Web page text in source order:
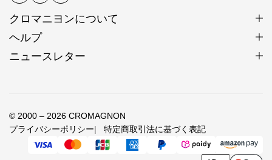
カレンシルバーはタイ北部の山岳地にあるカレン族の
村にて受け継がれてきた伝統的手法により作られてい
ます。
と心意気を感じられます。
カレンシルバー製作風景
クロマニヨンについて
ヘルプ
ニュースレター
© 2000 – 2026 CROMAGNON
プライバシーポリシー
特定商取引法に基づく表記